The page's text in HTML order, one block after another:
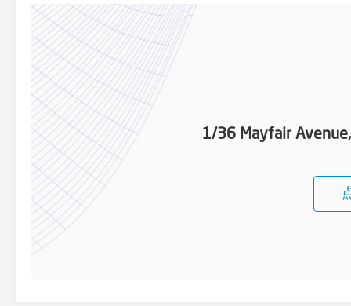
1/36 Mayfair